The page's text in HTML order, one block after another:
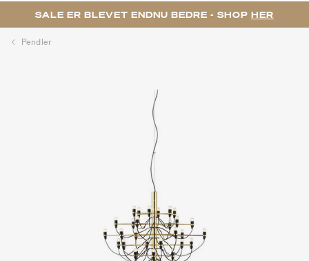
SALE ER BLEVET ENDNU BEDRE - SHOP HER
Pendler